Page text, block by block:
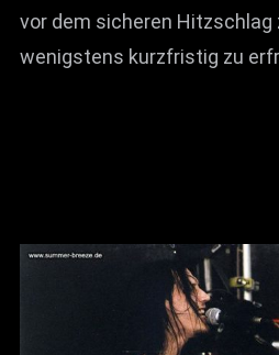
vor dem sicheren Hitzschlag
wenigstens kurzfristig zu